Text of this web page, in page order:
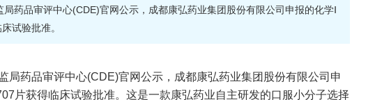
局药品审评中心(CDE)官网公示，成都康弘药业集团股份有限公司申报的化学Ⅰ
试验批准。
局药品审评中心(CDE)官网公示，成都康弘药业集团股份有限公司申
片获得临床试验批准。这是一款康弘药业自主研发的口服小分子选择